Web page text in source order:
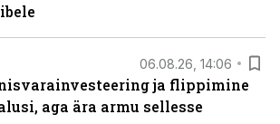
06.08.26, 14:06
ja flippimine
aga ära armu sellesse